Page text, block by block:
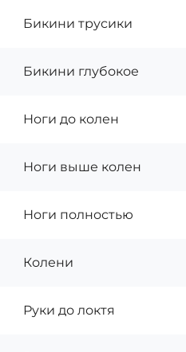
Бикини трусики
Бикини глубокое
Ноги до колен
Ноги выше колен
Ноги полностью
Колени
Руки до локтя